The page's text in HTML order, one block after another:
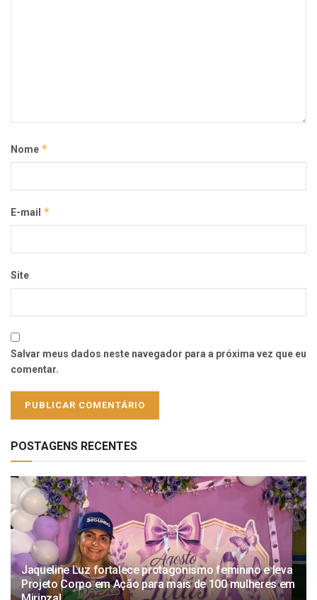
Nome *
E-mail *
Site
Salvar meus dados neste navegador para a próxima vez que eu
comentar.
POSTAGENS RECENTES
Jaqueline Luz fortalece protagonismo feminino e leva
Projeto Corpo em Ação para mais de 100 mulheres em